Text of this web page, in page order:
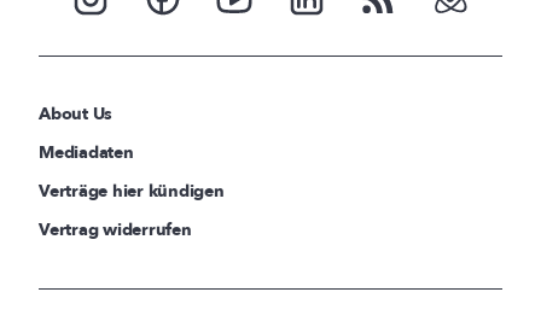
About Us
Mediadaten
Verträge hier kündigen
Vertrag widerrufen